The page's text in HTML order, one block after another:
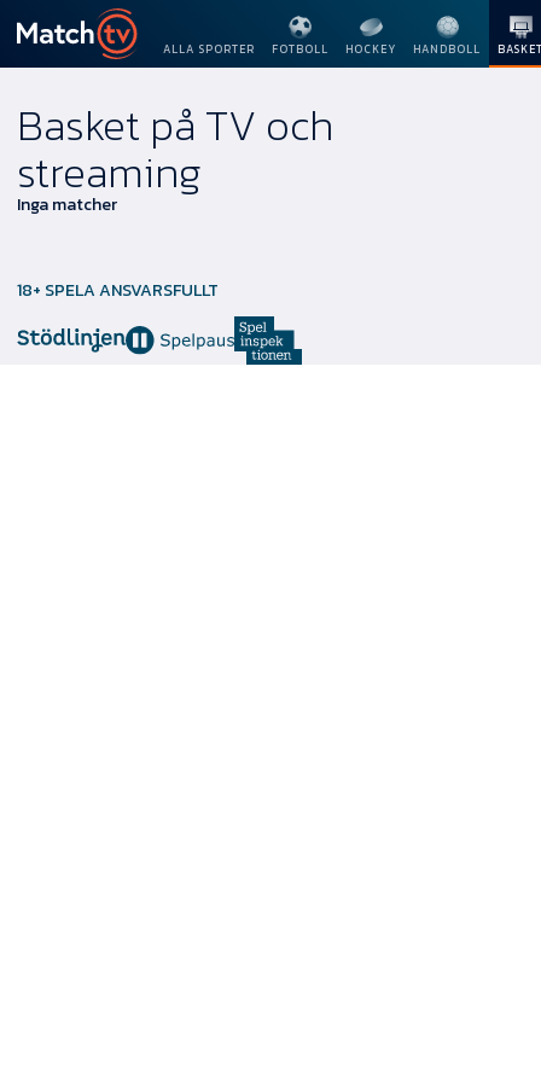
ALLA SPORTER FOTBOLL HOCKEY HANDBOLL
Basket på TV och
streaming
Inga matcher
18+ SPELA ANSVARSFULLT